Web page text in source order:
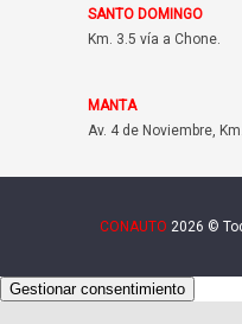
SANTO DOMINGO
Km. 3.5 vía a Chone.
MANTA
Av. 4 de Noviembre,
CONAUTO 2026 ©
Gestionar consentimiento